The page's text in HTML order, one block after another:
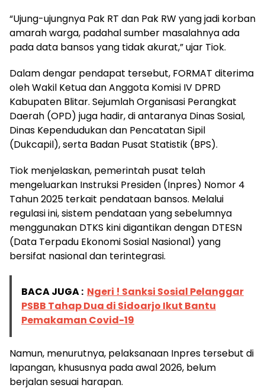
“Ujung-ujungnya Pak RT dan Pak RW yang jadi korban
amarah warga, padahal sumber masalahnya ada
pada data bansos yang tidak akurat,” ujar Tiok.
Dalam dengar pendapat tersebut, FORMAT diterima
oleh Wakil Ketua dan Anggota Komisi IV DPRD
Kabupaten Blitar. Sejumlah Organisasi Perangkat
Daerah (OPD) juga hadir, di antaranya Dinas Sosial,
Dinas Kependudukan dan Pencatatan Sipil
(Dukcapil), serta Badan Pusat Statistik (BPS).
Tiok menjelaskan, pemerintah pusat telah
mengeluarkan Instruksi Presiden (Inpres) Nomor 4
Tahun 2025 terkait pendataan bansos. Melalui
regulasi ini, sistem pendataan yang sebelumnya
menggunakan DTKS kini digantikan dengan DTESN
(Data Terpadu Ekonomi Sosial Nasional) yang
bersifat nasional dan terintegrasi.
BACA JUGA : Ngeri ! Sanksi Sosial Pelanggar
PSBB Tahap Dua di Sidoarjo Ikut Bantu
Pemakaman Covid-19
Namun, menurutnya, pelaksanaan Inpres tersebut di
lapangan, khususnya pada awal 2026, belum
berjalan sesuai harapan.